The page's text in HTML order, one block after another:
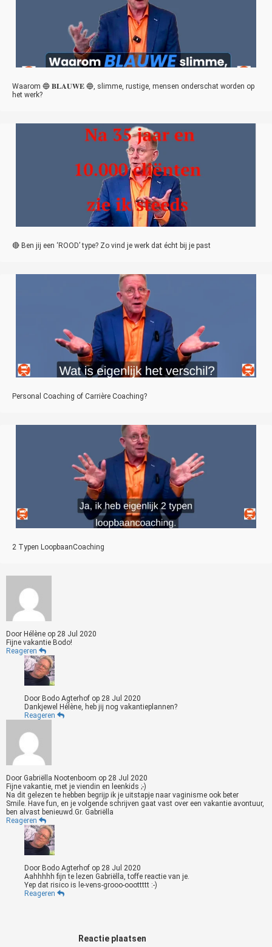
Waarom 🔵 𝐁𝐋𝐀𝐔𝐖𝐄 🔵, slimme, rustige, mensen onderschat worden op
het werk?
🔴 Ben jij een ‘ROOD’ type? Zo vind je werk dat écht bij je past
Personal Coaching of Carrière Coaching?
2 Typen LoopbaanCoaching
Door Hélène op 28 Jul 2020
Fijne vakantie Bodo!
Reageren
Door Bodo Agterhof op 28 Jul 2020
Dankjewel Hélène, heb jij nog vakantieplannen?
Reageren
Door Gabriëlla Nootenboom op 28 Jul 2020
Fijne vakantie, met je viendin en leenkids ;-)
Na dit gelezen te hebben begrijp ik je uitstapje naar vaginisme ook beter
Smile. Have fun, en je volgende schrijven gaat vast over een vakantie avontuur,
ben alvast benieuwd.Gr. Gabriëlla
Reageren
Door Bodo Agterhof op 28 Jul 2020
Aahhhhh fijn te lezen Gabriëlla, toffe reactie van je.
Yep dat risico is le-vens-grooo-ooottttt :-)
Reageren
Reactie plaatsen